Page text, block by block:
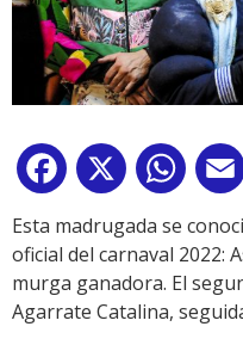
Facebook
X
Esta madrugada se
oficial del carnaval 2022:
murga ganadora. El
Agarrate Catalina,